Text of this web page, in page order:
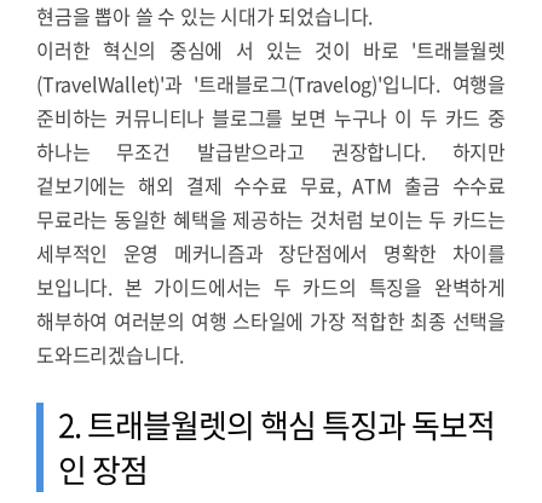
현금을 뽑아 쓸 수 있는 시대가 되었습니다.
이러한 혁신의 중심에 서 있는 것이 바로 '트래블월렛
(TravelWallet)'과 '트래블로그(Travelog)'입니다. 여행을
준비하는 커뮤니티나 블로그를 보면 누구나 이 두 카드 중
하나는 무조건 발급받으라고 권장합니다. 하지만
겉보기에는 해외 결제 수수료 무료, ATM 출금 수수료
무료라는 동일한 혜택을 제공하는 것처럼 보이는 두 카드는
세부적인 운영 메커니즘과 장단점에서 명확한 차이를
보입니다. 본 가이드에서는 두 카드의 특징을 완벽하게
해부하여 여러분의 여행 스타일에 가장 적합한 최종 선택을
도와드리겠습니다.
2. 트래블월렛의 핵심 특징과 독보적
인 장점